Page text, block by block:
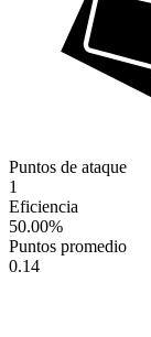
Puntos de ataque
1
Eficiencia
50.00%
Puntos promedio
0.14